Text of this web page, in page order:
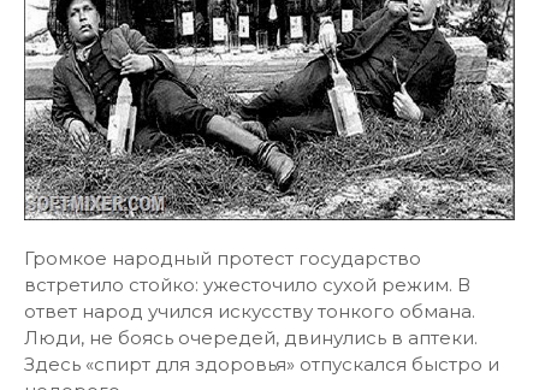
Громкое народный протест государство
встретило стойко: ужесточило сухой режим. В
ответ народ учился искусству тонкого обмана.
Люди, не боясь очередей, двинулись в аптеки.
Здесь «спирт для здоровья» отпускался быстро и